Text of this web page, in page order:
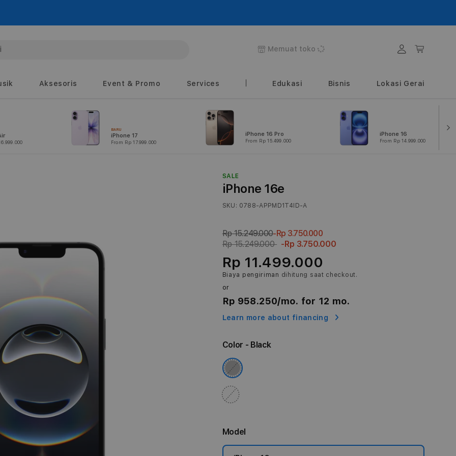
Memuat toko LoginKeranjang
Aksesoris Event & Promo Services Edukasi Bisnis Lokasi Gerai
BARU
iPhone 17
From Rp 17.999.000
iPhone 16 Pro
From Rp 15.499.000
iPhone 16
From Rp 14.999.000
SALE
iPhone 16e
SKU: 0788-APPMD1T4ID-A
Rp 15.249.000-Rp 3.750.000
Rp 15.249.000 -Rp 3.750.000
Rp 11.499.000
Biaya pengiriman dihitung saat checkout.
or
Rp 958.250/mo. for 12 mo.
Learn more about financing
Color - Black
Model